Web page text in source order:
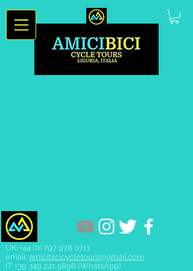
UK: +44 (0) 797 978 0711
email: amicibicicycletours@gmail.com
IT: +39 349 241 5896 (WhatsApp)